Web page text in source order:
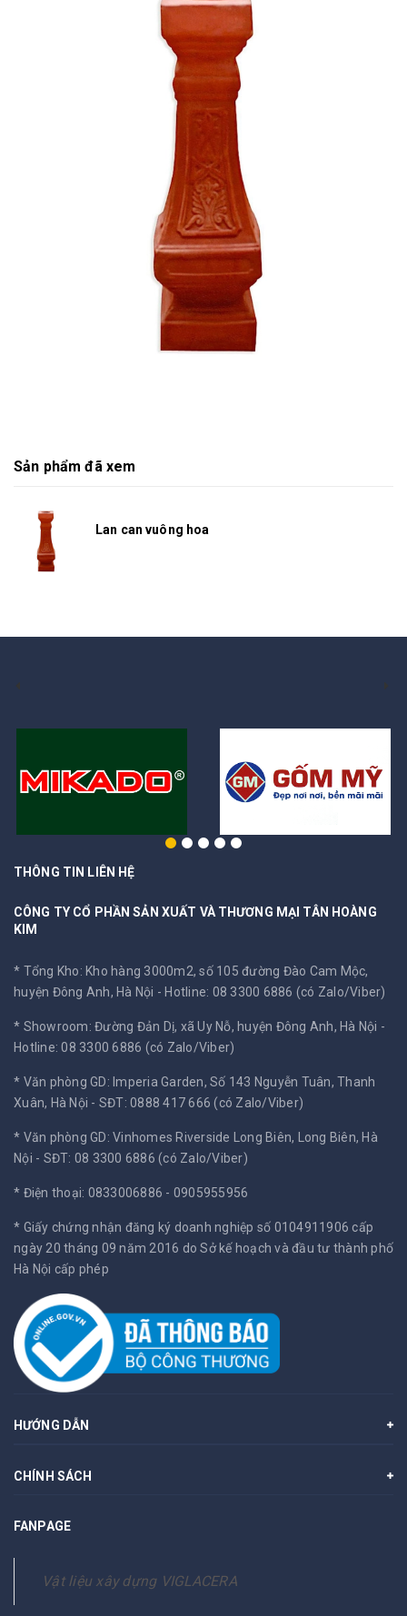
Sản phẩm đã xem
Lan can vuông hoa
THÔNG TIN LIÊN HỆ
CÔNG TY CỔ PHẦN SẢN XUẤT VÀ THƯƠNG MẠI TÂN HOÀNG
KIM
* Tổng Kho: Kho hàng 3000m2, số 105 đường Đào Cam Mộc,
huyện Đông Anh, Hà Nội -Hotline: 08 3300 6886 (có Zalo/Viber)
* Showroom: Đường Đản Dị, xã Uy Nỗ, huyện Đông Anh, Hà Nội -
Hotline: 08 3300 6886 (có Zalo/Viber)
* Văn phòng GD: Imperia Garden, Số 143 Nguyễn Tuân, Thanh
Xuân, Hà Nội - SĐT: 0888 417 666 (có Zalo/Viber)
* Văn phòng GD: Vinhomes Riverside Long Biên, Long Biên, Hà
Nội - SĐT: 08 3300 6886 (có Zalo/Viber)
* Điện thoại: 0833006886 - 0905955956
* Giấy chứng nhận đăng ký doanh nghiệp số 0104911906 cấp
ngày 20 tháng 09 năm 2016 do Sở kế hoạch và đầu tư thành phố
Hà Nội cấp phép
HƯỚNG DẪN
CHÍNH SÁCH
FANPAGE
Vật liệu xây dựng VIGLACERA